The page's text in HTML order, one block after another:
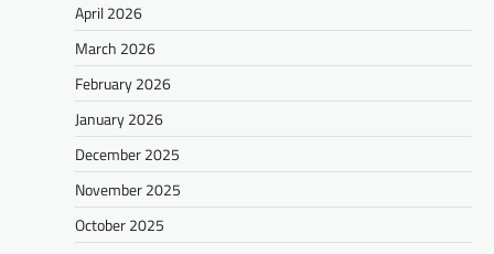
April 2026
March 2026
February 2026
January 2026
December 2025
November 2025
October 2025